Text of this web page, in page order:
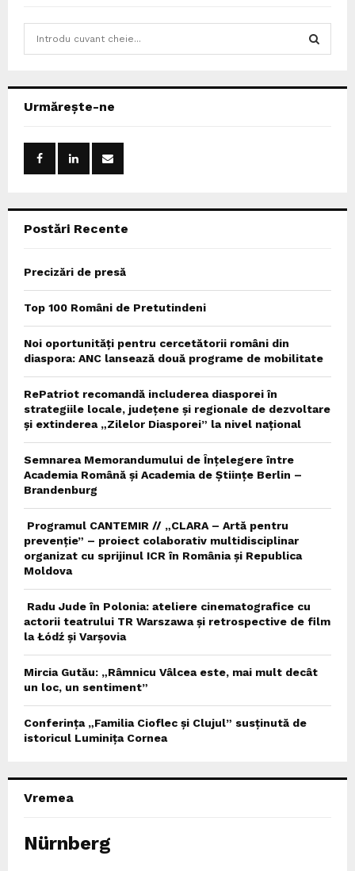
h
Urmărește-ne
Postări Recente
Precizări de presă
Top 100 Români de Pretutindeni
Noi oportunități pentru cercetătorii români din
diaspora: ANC lansează două programe de mobilitate
RePatriot recomandă includerea diasporei în
strategiile locale, județene și regionale de dezvoltare
și extinderea „Zilelor Diasporei” la nivel național
Semnarea Memorandumului de Înțelegere între
Academia Română și Academia de Științe Berlin –
Brandenburg
Programul CANTEMIR // „CLARA – Artă pentru
prevenție” – proiect colaborativ multidisciplinar
organizat cu sprijinul ICR în România și Republica
Moldova
Radu Jude în Polonia: ateliere cinematografice cu
actorii teatrului TR Warszawa și retrospective de film
la Łódź și Varșovia
Mircia Gutău: „Râmnicu Vâlcea este, mai mult decât
un loc, un sentiment”
Conferința „Familia Cioflec și Clujul” susținută de
istoricul Luminița Cornea
Vremea
Nürnberg